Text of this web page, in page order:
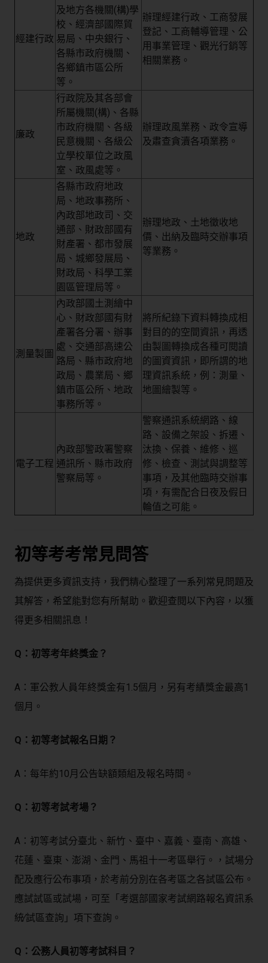
經建行政
及地方各機關(構)學
校、經濟部國際貿
易局、中央銀行、
各縣市政府機關、
各鄉鎮市區公所
等。
辦理經建行政、工商發展
登記、工商輔導管理、公
用事業管理、觀光行銷等
相關業務。
廉政
行政院及其各部會
所屬機關(構)、各縣
市政府機關、各級
民意機關、各級公
立學校單位之政風
室、政風處等。
辦理政風業務、政令宣導
及肅查貪瀆各項業務。
地政
各縣市政府地政
局、地政事務所、
內政部地政司、交
通部、財政部國有
財產署、都市發展
局、城鄉發展局、
財政局、科學工業
園區管理局等。
辦理地政、土地徵收地
價、出納及臨時交辦事項
等業務。
測量製圖
內政部國土測繪中
心、財政部國有財
產署各分署、辦事
處、交通部高速公
路局、縣市政府地
政局、農業局、鄉
鎮市區公所、地政
事務所等。
將所紀錄下資料轉換成相
對目的的空間資訊，再透
由製圖轉換成各種可閱讀
的圖資資訊，即所謂的地
理資訊系統，例：測量、
地圖繪製等。
電子工程
內政部警政署警察
通訊所、縣市政府
警察局等。
警察通訊系統網路、線
路、設備之架設、拆遷、
汰換、保養、維修、巡
修、檢查、測試與調整等
事項，及其他臨時交辦事
項，有需配合日夜及假日
輪值之可能。
初等考考常見問答
為提供更多資訊支持，我們精心整理了一系列常見問題及
其解答，希望能對您有所幫助。歡迎查閱以下內容，以獲
得更多相關訊息！
Q：初等考年終獎金？
A：軍公教人員年終獎金有1.5個月，另有考績獎金最高1
個月。
Q：初等考試報名日期？
A：每年約10月公告缺額類組及報名時間。
Q：初等考試考場？
A：初等考試分臺北、新竹、臺中、嘉義、臺南、高雄、
花蓮、臺東、澎湖、金門、馬祖十一考區舉行。，試場分
配及應行公布事項，於考前分別在各考區之各試區公布。
應試試區或試場，可至「考選部國家考試網路報名資訊系
統∕試區查詢」項下查詢。
Q：公務人員初等考試科目？